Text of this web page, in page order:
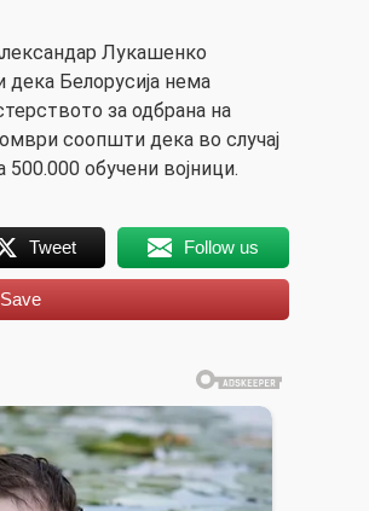
Лукашенко
Белорусија нема
за одбрана на
соопшти дека во случај
обучени војници.
Tweet Follow us
Save